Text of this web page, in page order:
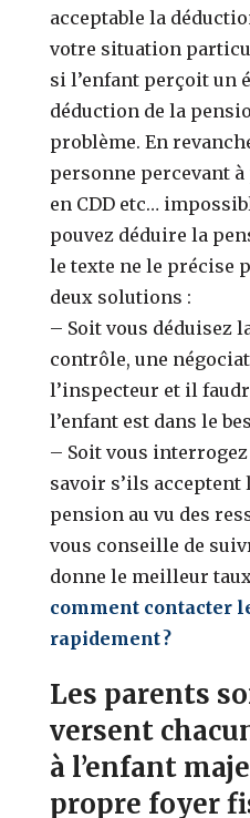
acceptable la
votre situation
si l’enfant perçoit un
déduction de la
problème. En
personne percevant à
en CDD etc…
pouvez déduire la
le texte ne le précise
deux solutions :
– Soit vous déduisez
contrôle, une
l’inspecteur et il
l’enfant est dans le
– Soit vous
savoir s’ils acceptent
pension au vu des
vous conseille de
donne le meilleur
comment contacter
rapidement ?
Les parents
versent
à l’enfant
propre foyer